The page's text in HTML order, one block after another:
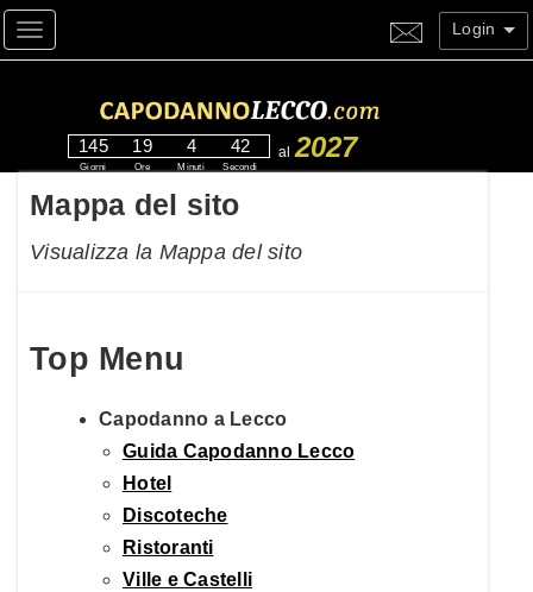
Toggle navigation Login
145
Giorni
19
Ore
4
Minuti
42
Secondi
al 2027
Mappa del sito
Visualizza la Mappa del sito
Top Menu
Capodanno a Lecco
Guida Capodanno Lecco
Hotel
Discoteche
Ristoranti
Ville e Castelli